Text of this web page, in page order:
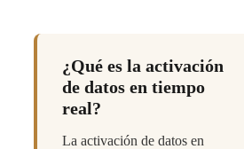
¿Qué es la activación
de datos en tiempo
real?
La activación de datos en